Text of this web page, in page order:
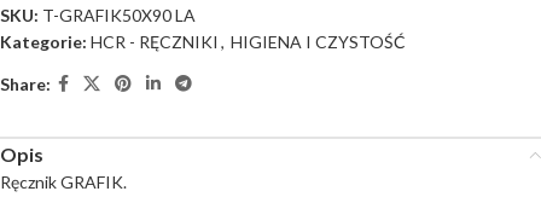
SKU: T-GRAFIK50X90 LA
Kategorie: HCR - RĘCZNIKI , HIGIENA I CZYSTOŚĆ
Share:
Opis
Ręcznik GRAFIK.